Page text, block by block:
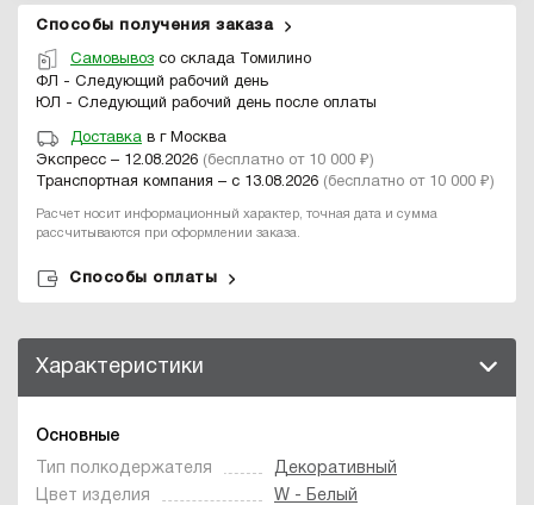
Способы получения заказа
Самовывоз со склада Томилино
ФЛ - Следующий рабочий день
ЮЛ - Следующий рабочий день после оплаты
Доставка в г Москва
Экспресс – 12.08.2026 (бесплатно от 10 000 ₽)
Транспортная компания – с 13.08.2026 (бесплатно от 10 000 ₽)
Расчет носит информационный характер, точная дата и сумма
рассчитываются при оформлении заказа.
Способы оплаты
Характеристики
Основные
Тип полкодержателя
Декоративный
Цвет изделия
W - Белый